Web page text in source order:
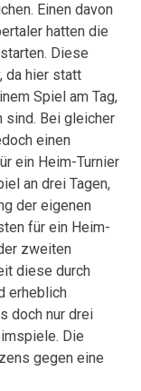
Einen davon
hatten die
Diese
da hier statt
Spiel am Tag,
sind. Bei gleicher
einen
ein Heim-Turnier
an drei Tagen,
der eigenen
für ein Heim-
zweiten
diese durch
erheblich
doch nur drei
Die
gegen eine